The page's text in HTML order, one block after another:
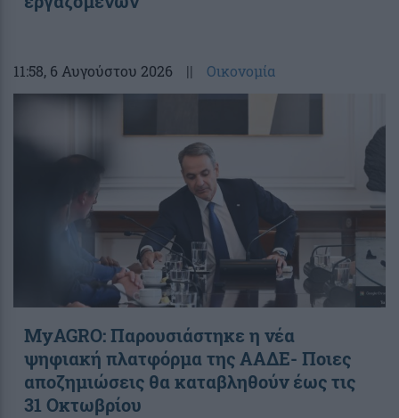
11:58, 6 Αυγούστου 2026 || Οικονομία
ΜyAGRO: Παρουσιάστηκε η νέα
ψηφιακή πλατφόρμα της ΑΑΔΕ- Ποιες
αποζημιώσεις θα καταβληθούν έως τις
31 Οκτωβρίου